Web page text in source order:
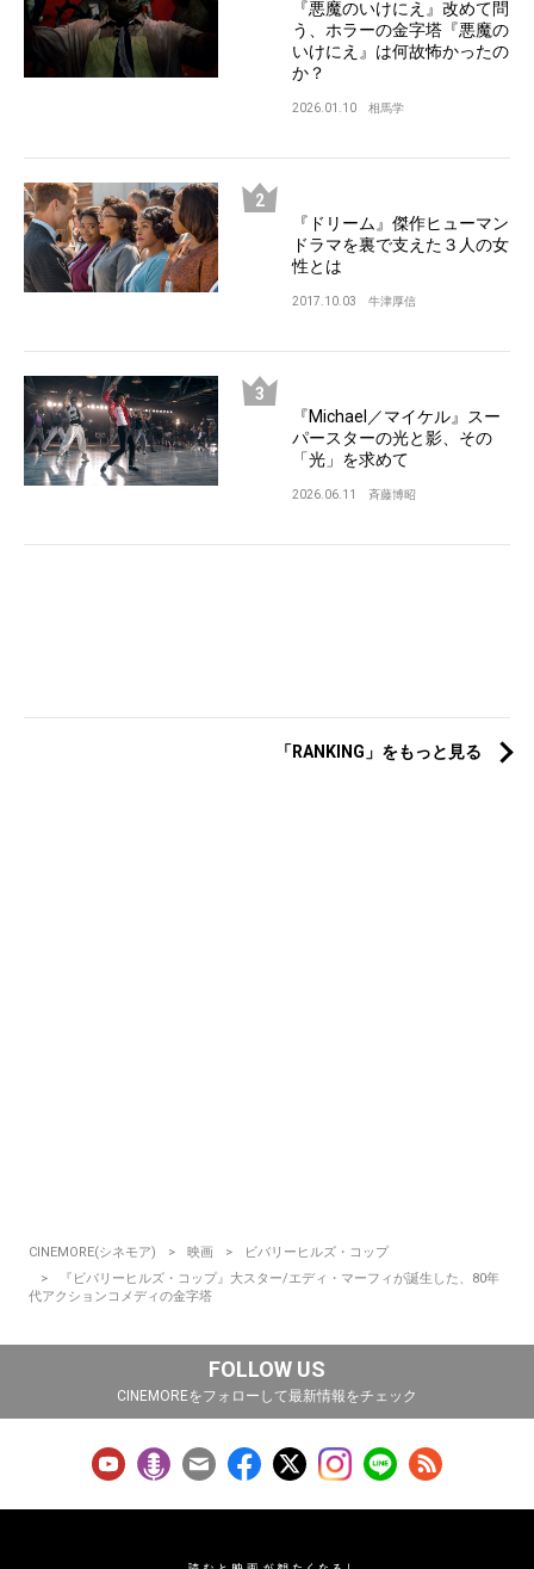
『悪魔のいけにえ』改めて問
う、ホラーの金字塔『悪魔の
いけにえ』は何故怖かったの
か？
2026.01.10 相馬学
『ドリーム』傑作ヒューマン
ドラマを裏で支えた３人の女
性とは
2017.10.03 牛津厚信
『Michael／マイケル』スー
パースターの光と影、その
「光」を求めて
2026.06.11 斉藤博昭
「RANKING」をもっと見る
CINEMORE(シネモア) 映画
ビバリーヒルズ・コップ
『ビバリーヒルズ・コップ』大スター/エディ・マーフィが誕生した、80年
代アクションコメディの金字塔
FOLLOW US
CINEMOREをフォローして最新情報をチェック